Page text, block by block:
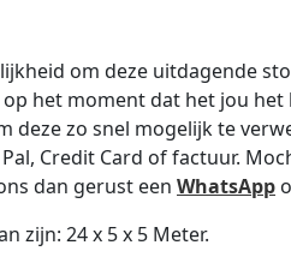
om deze uitdagende
het moment dat het jou
deze zo snel mogelijk te
Pal, Credit Card of factuur.
dan gerust een WhatsApp
zijn: 24 x 5 x 5 Meter.